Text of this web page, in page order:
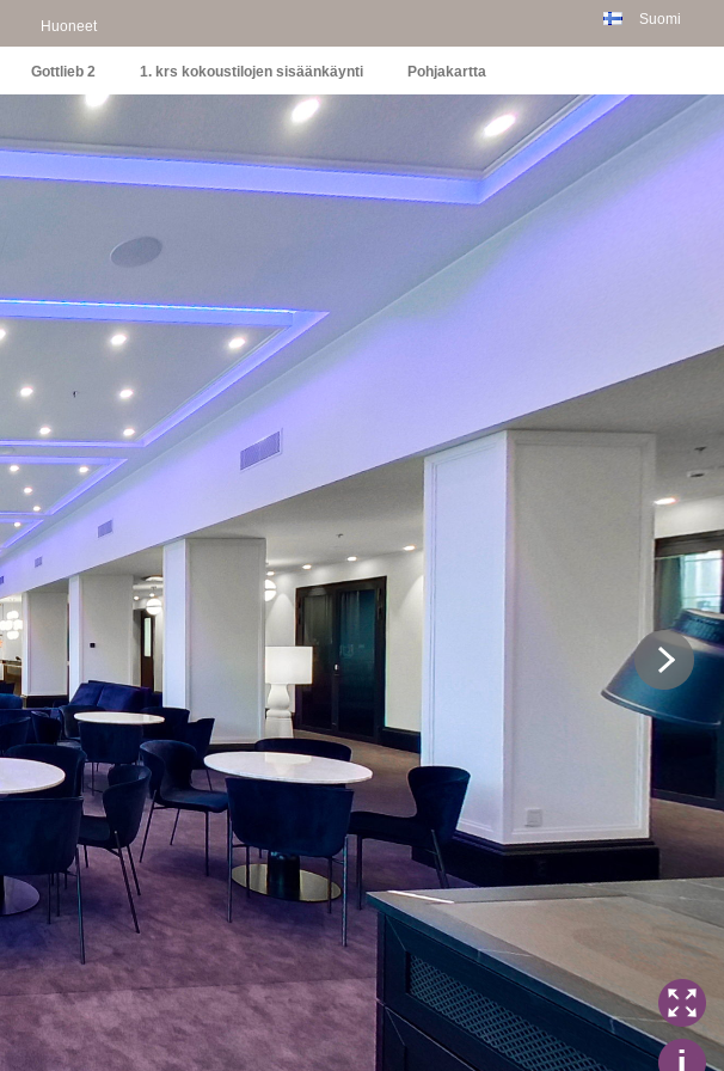
Huoneet Suomi
Gottlieb 2 1. krs kokoustilojen sisäänkäynti Pohjakartta